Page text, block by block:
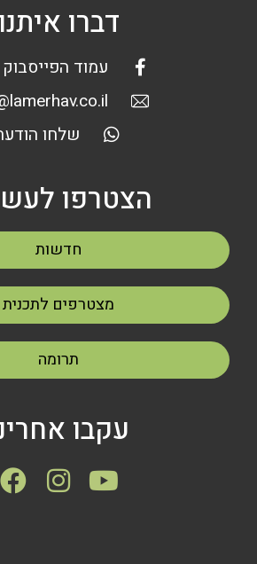
דברו איתנו
עמוד
שלחו
הצטרפו
חדשות
מצטרפים לתכנית
תרומה
עקבו